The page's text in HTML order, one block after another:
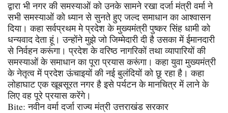
द्वारा भी नगर की समस्याओं को उनके सामने रखा दर्जा मंत्री वर्मा ने
सभी समस्याओं को ध्यान से सुनते हुए जल्द समाधान का आश्वासन
दिया। कहा सर्वप्रथम मे प्रदेश के मुख्यमंत्री पुष्कर सिंह धामी को
धन्यवाद देता हूं। उन्होंने मुझे जो जिम्मेदारी दी है उसका में ईमानदारी
से निर्वहन करूंगा। प्रदेश के वरिष्ठ नागरिकों तथा व्यापारियों की
समस्याओं के समाधान का पूरा प्रयास करूंगा। कहा युवा मुख्यमंत्री
के नेतृत्व में प्रदेश ऊंचाइयों की नई बुलंदियों को छू रहा है। कहा
लोहाघाट एक खूबसूरत नगर है इसे पर्यटन के मानचित्र में लाने के
लिए वह पूरे प्रयास करेंगे।
Bite: नवीन वर्मा दर्जा राज्य मंत्री उत्तराखंड सरकार